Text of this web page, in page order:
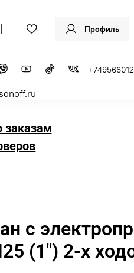
Профиль
заказам
с
(1") 2-х